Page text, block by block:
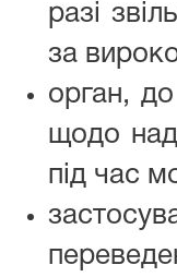
разі
за
орган,
щодо
під час